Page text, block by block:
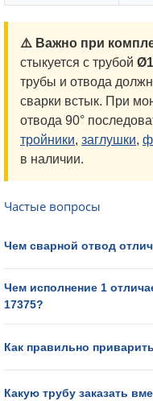
⚠️ Важно при
стыкуется с трубой
трубы и отвода
сварки встык. При
отвода 90°
тройники, заглушки,
в наличии.
Частые вопросы
Чем сварной отвод
Чем исполнение 1
17375?
Как правильно
Какую трубу заказать